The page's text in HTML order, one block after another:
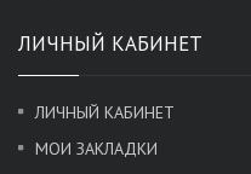
ЛИЧНЫЙ КАБИНЕТ
ЛИЧНЫЙ КАБИНЕТ
МОИ ЗАКЛАДКИ